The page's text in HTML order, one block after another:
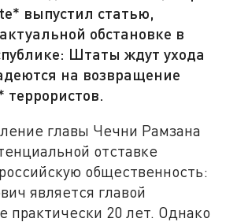
выпустил статью,
обстановке в
Штаты ждут ухода
на возвращение
террористов.
главы Чечни Рамзана
отставке
общественность:
является главой
практически 20 лет. Однако